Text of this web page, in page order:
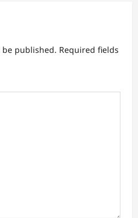
published. Required fields